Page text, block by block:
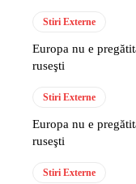
Stiri Externe
Europa nu e
ruseşti
Stiri Externe
Europa nu e
ruseşti
Stiri Externe